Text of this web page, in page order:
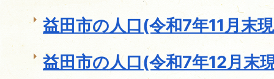
益田市の人口(令和7年11月末
益田市の人口(令和7年12月末